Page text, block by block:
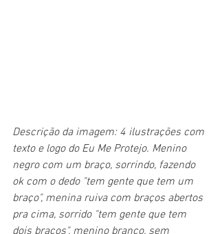
Descrição da imagem: 4 ilustrações com
texto e logo do Eu Me Protejo. Menino
negro com um braço, sorrindo, fazendo
ok com o dedo "tem gente que tem um
braço", menina ruiva com braços abertos
pra cima, sorrido "tem gente que tem